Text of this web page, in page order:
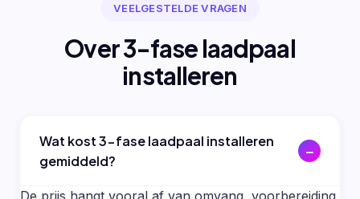
VEELGESTELDE VRAGEN
Over 3-fase laadpaal
installeren
Wat kost 3-fase laadpaal installeren
gemiddeld?
De prijs hangt vooral af van omvang, voorbereiding